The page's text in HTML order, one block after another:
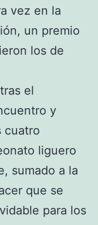
vez en la
un premio
los de
el
y
cuatro
liguero
sumado a la
que se
para los